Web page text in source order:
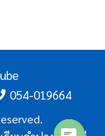
054-019664